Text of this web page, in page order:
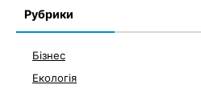
Рубрики
Бізнес
Екологія